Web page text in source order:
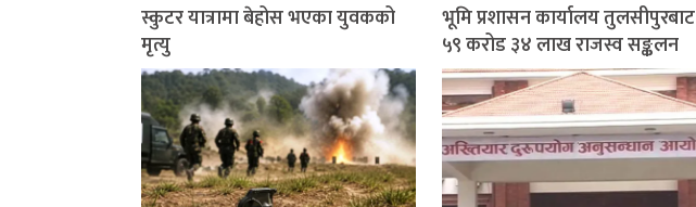
स्कुटर यात्रामा बेहोस भएका युवकको
मृत्यु
भूमि प्रशासन कार्यालय तुलसीपुरबाट
५९ करोड ३४ लाख राजस्व सङ्कलन